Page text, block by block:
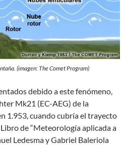
(imagen: The Comet Program)
debido a este fenómeno,
Mk21 (EC-AEG) de la
1.953, cuando cubría el trayecto
de “Meteorología aplicada a
Ledesma y Gabriel Baleriola